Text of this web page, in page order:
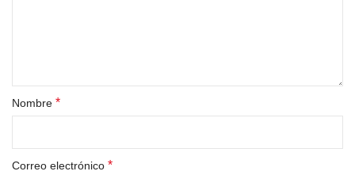
Nombre *
Correo electrónico *